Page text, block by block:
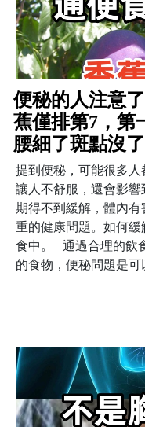
便秘的人注意
蕉僅排第7，第
腰細了斑點沒了
提到便秘，可能很多
讓人不舒服，還會影
期得不到緩解，體內
重的健康問題。如何
食中。 通過合理的飲
的食物，便秘問題是可